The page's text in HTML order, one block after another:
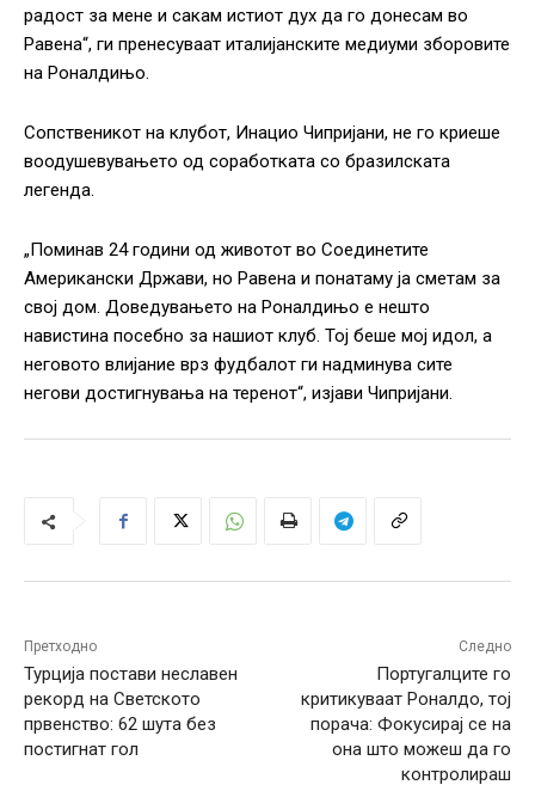
радост за мене и сакам истиот дух да го донесам во
Равена“, ги пренесуваат италијанските медиуми зборовите
на Роналдињо.
Сопственикот на клубот, Инацио Чипријани, не го криеше
воодушевувањето од соработката со бразилската
легенда.
„Поминав 24 години од животот во Соединетите
Американски Држави, но Равена и понатаму ја сметам за
свој дом. Доведувањето на Роналдињо е нешто
навистина посебно за нашиот клуб. Тој беше мој идол, а
неговото влијание врз фудбалот ги надминува сите
негови достигнувања на теренот“, изјави Чипријани.
Претходно
Турција постави неславен
рекорд на Светското
првенство: 62 шута без
постигнат гол
Следно
Португалците го
критикуваат Роналдо, тој
порача: Фокусирај се на
она што можеш да го
контролираш